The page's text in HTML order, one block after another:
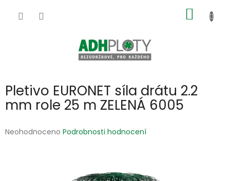
KOŠÍK
Pletivo EURONET síla drátu 2.2
mm role 25 m ZELENÁ 6005
Průměrné
Neohodnoceno Podrobnosti hodnocení